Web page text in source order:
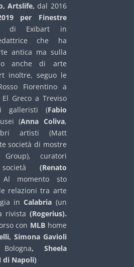
Artslife,dal 2016
per Finestre
di Exibart in
che ha
antica ma sulla
anche di arte
inoltre, seguo le
Fiorentino a
Greco a Treviso
galleristi (Fabio
(Anna Coliva,
artisti (Matt
società di mostre
curatori
(Renato
momento sto
relazioni tra arte
inCalabria (un
rivista (Rogerius).
con MLB home
Simona Gavioli
Bologna, Sheela
di Napoli)